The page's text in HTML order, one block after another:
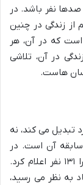
صدها نفر باشد. در
از زندگی در چنین
که در آن، هر
در آن، تلاشی
هاست.
تبدیل می کند، نه
آن است. در
سال ۲۰۰۹، سرشماری رسمی جمعیت این جزیره را ۱۳۱ نفر اعلام کرد.
به نظر می رسید،